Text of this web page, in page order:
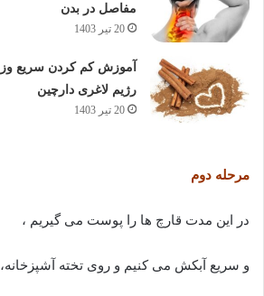
مفاصل در بدن
20 تیر 1403
رژیم لاغری دارچین
20 تیر 1403
مرحله دوم
در این مدت قارچ ها را پوست می گیریم ،
و سریع آبکش می کنیم و روی تخته آشپزخانه،